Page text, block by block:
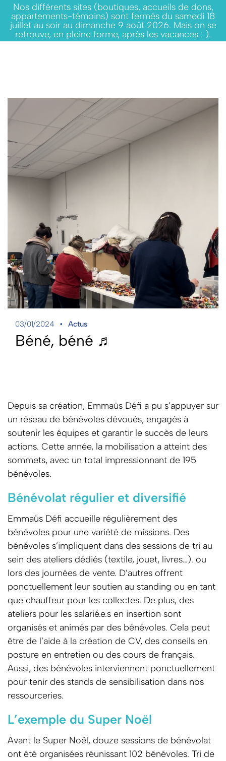
Nos différents sites (boutiques, accueils de dons,
appartements-témoins) sont fermés du samedi 18
juillet au soir au dimanche 9 août 2026. Mais on se
retrouve, en pleine forme, après les vacances : ).
03/01/2024 Actus
Béné, béné ♬
Depuis sa création, Emmaüs Défi a pu s’appuyer sur
un réseau de bénévoles dévoués, engagés à
soutenir les équipes et garantir le succès de leurs
actions. Cette année, la mobilisation a atteint des
sommets, avec un total impressionnant de 195
bénévoles.
Bénévolat régulier et diversifié
Emmaüs Défi accueille régulièrement des
bénévoles pour une variété de missions. Des
bénévoles s’impliquent dans des sessions de tri au
sein des ateliers dédiés (textile, jouet, livres…). ou
lors des journées de vente. D’autres offrent
ponctuellement leur soutien au standing ou en tant
que chauffeur pour les collectes. De plus, des
ateliers pour les salarié.e.s en insertion sont
organisés et animés par des bénévoles. Cela peut
être de l’aide à la création de CV, des conseils en
posture en entretien ou des cours de français.
Aussi, des bénévoles interviennent ponctuellement
pour tenir des stands de sensibilisation dans nos
ressourceries.
L’exemple du Super Noël
Avant le Super Noël, douze sessions de bénévolat
ont été organisées réunissant 102 bénévoles. Tri de